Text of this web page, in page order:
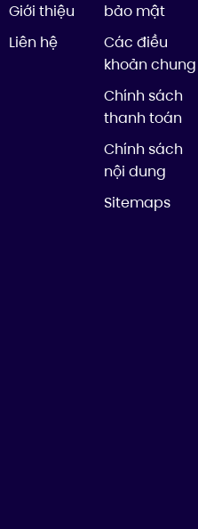
Giới thiệu
Liên hệ
bảo mật
Các điều
khoản chung
Chính sách
thanh toán
Chính sách
nội dung
Sitemaps